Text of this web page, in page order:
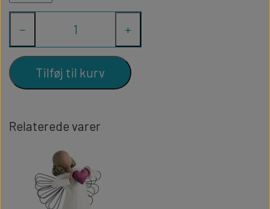
− +
Tilføj til kurv
Relaterede varer